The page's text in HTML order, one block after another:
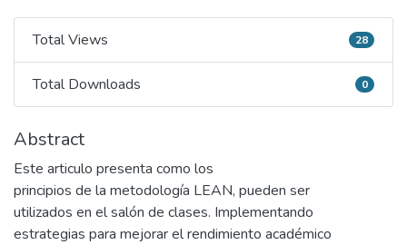
Total Views
Total Views 28
Total Downloads
Total Downloads 0
Abstract
Este articulo presenta como los
principios de la metodología LEAN, pueden ser
utilizados en el salón de clases. Implementando
estrategias para mejorar el rendimiento académico